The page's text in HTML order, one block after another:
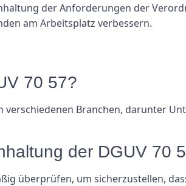
der Anforderungen der
am Arbeitsplatz verbessern.
70 57?
Branchen, darunter
der DGUV 70
überprüfen, um sicherzustellen,